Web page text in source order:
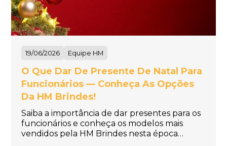
19/06/2026 Equipe HM
O Que Dar De Presente De Natal Para
Funcionários — Conheça As Opções
Da HM Brindes!
Saiba a importância de dar presentes para os
funcionários e conheça os modelos mais
vendidos pela HM Brindes nesta época…